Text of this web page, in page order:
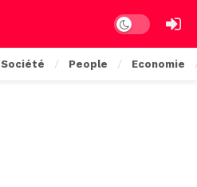
Dark mode
Société People Economie